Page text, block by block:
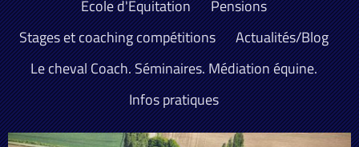
Ecole d'Equitation
Pensions
Stages et coaching compétitions
Actualités/Blog
Le cheval Coach. Séminaires. Médiation équine.
Infos pratiques